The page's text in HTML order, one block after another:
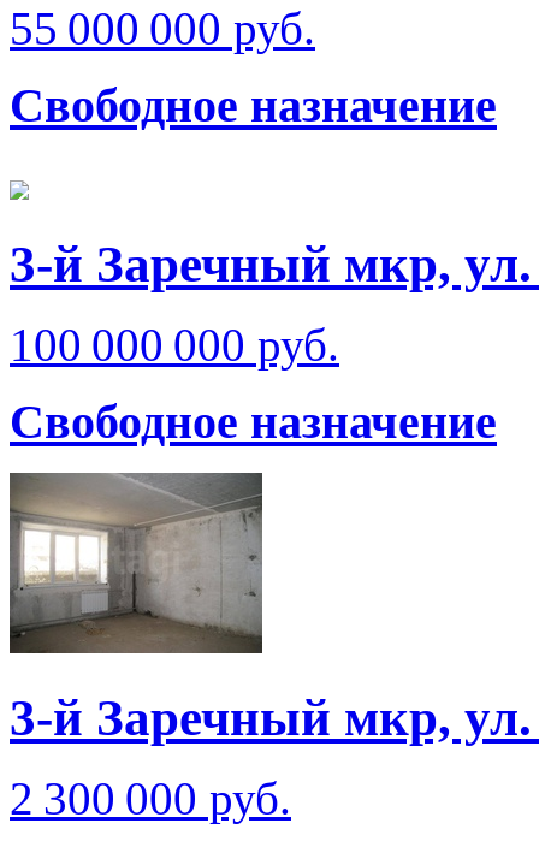
55 000 000 руб.
Свободное назначение
3-й Заречный мкр,
100 000 000 руб.
Свободное назначение
3-й Заречный мкр,
2 300 000 руб.